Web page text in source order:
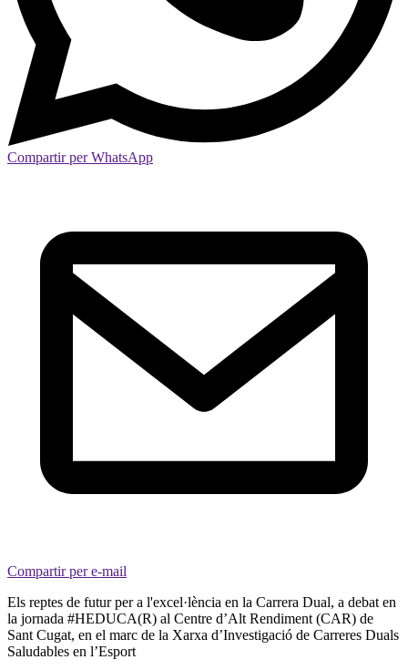
Compartir per WhatsApp
Compartir per e-mail
Els reptes de futur per a l'excel·lència en la Carrera Dual, a debat en
la jornada #HEDUCA(R) al Centre d’Alt Rendiment (CAR) de
Sant Cugat, en el marc de la Xarxa d’Investigació de Carreres Duals
Saludables en l’Esport